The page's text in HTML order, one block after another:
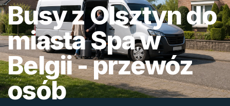
Busy z Olsztyn do
miasta Spa w
Belgii - przewóz
osób